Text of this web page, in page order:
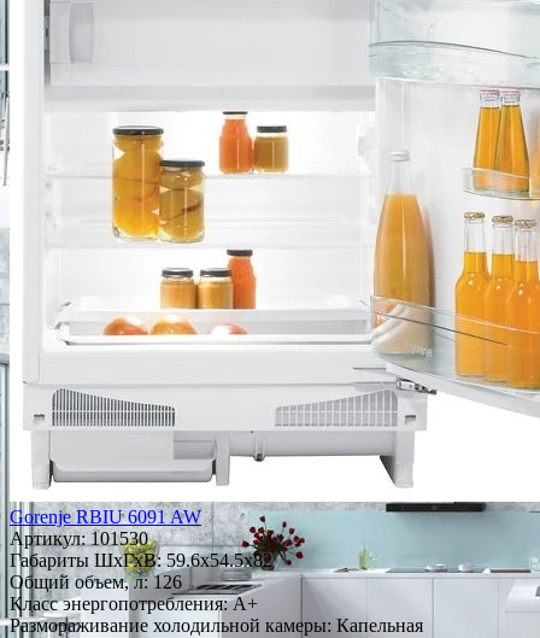
Gorenje RBIU 6091 AW
Артикул: 101530
Габариты ШxГxВ: 59.6x54.5x82
Общий объем, л: 126
Класс энергопотребления: A+
Размораживание холодильной камеры: Капельная